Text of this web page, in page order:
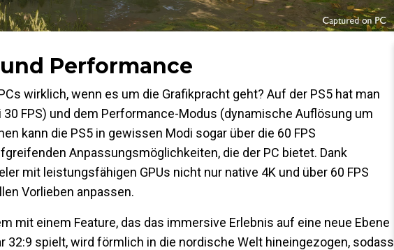
Performance
wirklich, wenn es um die Grafikpracht geht? Auf der PS5 hat man
FPS) und dem Performance-Modus (dynamische Auflösung um
kann die PS5 in gewissen Modi sogar über die 60 FPS
Anpassungsmöglichkeiten, die der PC bietet. Dank
mit leistungsfähigen GPUs nicht nur native 4K und über 60 FPS
Vorlieben anpassen​.
mit einem Feature, das das immersive Erlebnis auf eine neue Ebene
32:9 spielt, wird förmlich in die nordische Welt hineingezogen, sodass